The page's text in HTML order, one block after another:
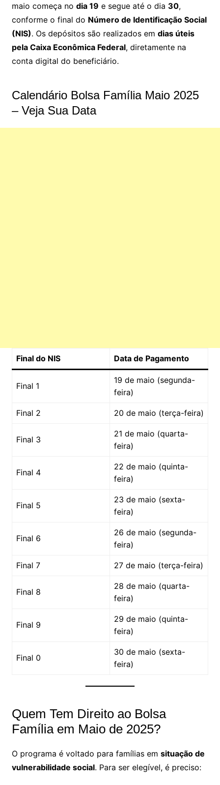
maio começa no dia 19 e segue até o dia 30,
conforme o final do Número de Identificação Social
(NIS). Os depósitos são realizados em dias úteis
pela Caixa Econômica Federal, diretamente na
conta digital do beneficiário.
Calendário Bolsa Família Maio 2025
– Veja Sua Data
Final do NIS Data de Pagamento
Final 1
19 de maio (segunda-
feira)
Final 2 20 de maio (terça-feira)
Final 3
21 de maio (quarta-
feira)
Final 4
22 de maio (quinta-
feira)
Final 5
23 de maio (sexta-
feira)
Final 6
26 de maio (segunda-
feira)
Final 7 27 de maio (terça-feira)
Final 8
28 de maio (quarta-
feira)
Final 9
29 de maio (quinta-
feira)
Final 0
30 de maio (sexta-
feira)
Quem Tem Direito ao Bolsa
Família em Maio de 2025?
O programa é voltado para famílias em situação de
vulnerabilidade social. Para ser elegível, é preciso: